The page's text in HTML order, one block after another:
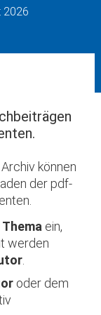
2026
können
der pdf-
Thema ein,
werden
oder dem